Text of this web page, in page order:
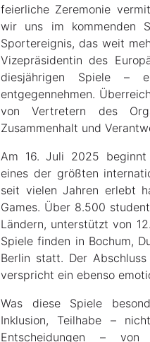
feierliche Zeremonie
wir uns im kommenden
Sportereignis, das weit
Vizepräsidentin des
diesjährigen Spiele –
entgegennehmen.
von Vertretern des
Zusammenhalt und
Am 16. Juli 2025 beginnt
eines der größten
seit vielen Jahren erlebt
Games. Über 8.500
Ländern, unterstützt von
Spiele finden in Bochum,
Berlin statt. Der
verspricht ein ebenso
Was diese Spiele
Inklusion, Teilhabe –
Entscheidungen –